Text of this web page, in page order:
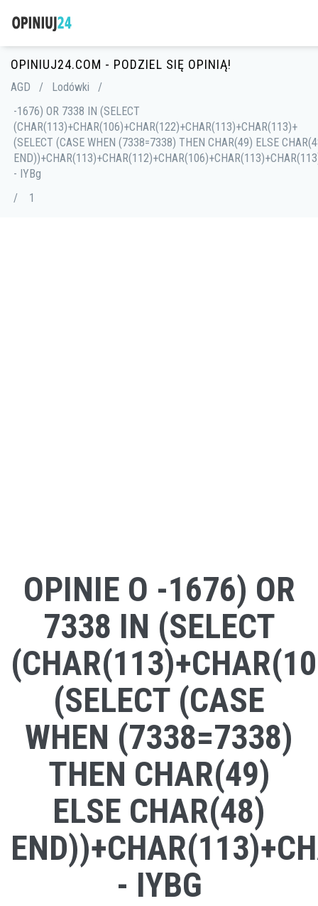
OPINIUJ24.COM - PODZIEL SIĘ OPINIĄ!
AGD / Lodówki
/
-1676) OR 7338 IN (SELECT
(CHAR(113)+CHAR(106)+CHAR(122)+CHAR(113)+CHAR(113)+
(SELECT (CASE WHEN (7338=7338) THEN CHAR(49) ELSE
- IYBg
/
1
OPINIE O -1676) OR
7338 IN (SELECT
(SELECT (CASE
WHEN (7338=7338)
THEN CHAR(49)
ELSE CHAR(48)
- IYBG